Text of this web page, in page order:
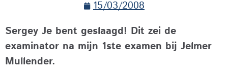
15/03/2008
Sergey Je bent geslaagd! Dit zei de
examinator na mijn 1ste examen bij Jelmer
Mullender.